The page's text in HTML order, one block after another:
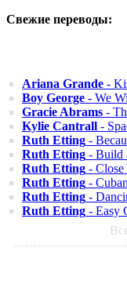
Свежие переводы:
Ariana Grande -
Boy George
Gracie Abrams -
Kylie Cantrall -
Ruth Etting -
Ruth Etting - Build
Ruth Etting - Close
Ruth Etting -
Ruth Etting -
Ruth Etting - Easy